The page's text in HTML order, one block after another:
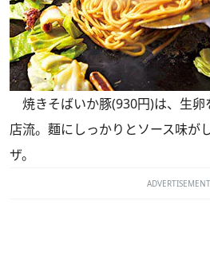
焼きそばいか豚(930円)は、生卵
店流。麵にしっかりとソース味が
ザ。
ADVERTISEMENT